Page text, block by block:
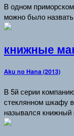
В одном
можно было
книжные
Aku no Hana (2013)
В 5й серии
стеклянном шкафу
назывался книжный